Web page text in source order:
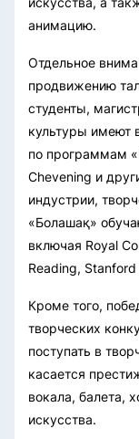
анимацию.
Отдельное
продвижению
студенты,
культуры имеют
по программам
Chevening и
индустрии,
«Болашақ»
включая Royal
Reading,
Кроме того,
творческих
поступать в
касается
вокала, балета,
искусства.